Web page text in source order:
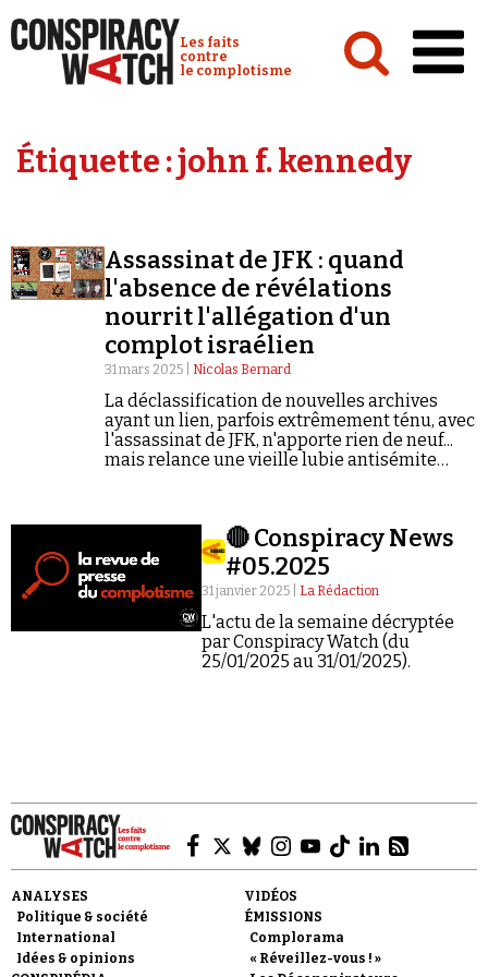
Conspiracy Watch :
Les faits
contre
le complotisme
Analyses
Vidéos
Émissions
Revues de presse
Faire un don
Étiquette :john f. kennedy
Assassinat de JFK : quand
l'absence de révélations
nourrit l'allégation d'un
complot israélien
31 mars 2025 | Nicolas Bernard
La déclassification de nouvelles archives
ayant un lien, parfois extrêmement ténu, avec
l'assassinat de JFK, n'apporte rien de neuf...
mais relance une vieille lubie antisémite
🔴 Conspiracy News
#05.2025
31 janvier 2025 | La Rédaction
L'actu de la semaine décryptée
par Conspiracy Watch (du
25/01/2025 au 31/01/2025).
ANALYSES
Politique & société
International
Idées & opinions
VIDÉOS
ÉMISSIONS
Complorama
« Réveillez-vous ! »